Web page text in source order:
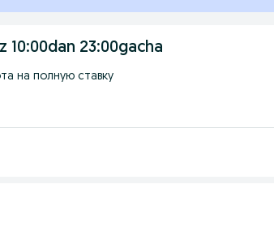
23:00gacha
на полную ставку